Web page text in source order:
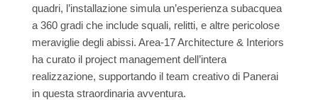
quadri, l’installazione simula un’esperienza subacquea
a 360 gradi che include squali, relitti, e altre pericolose
meraviglie degli abissi. Area-17 Architecture & Interiors
ha curato il project management dell’intera
realizzazione, supportando il team creativo di Panerai
in questa straordinaria avventura.